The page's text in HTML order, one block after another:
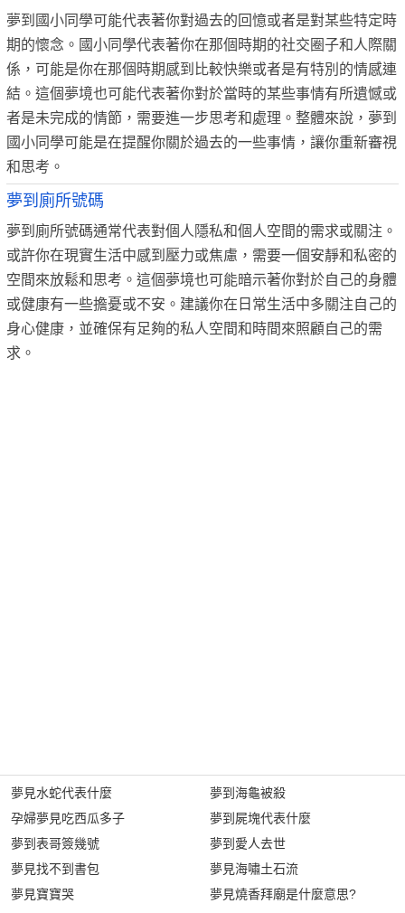
夢到國小同學可能代表著你對過去的回憶或者是對某些特定時
期的懷念。國小同學代表著你在那個時期的社交圈子和人際關
係，可能是你在那個時期感到比較快樂或者是有特別的情感連
結。這個夢境也可能代表著你對於當時的某些事情有所遺憾或
者是未完成的情節，需要進一步思考和處理。整體來說，夢到
國小同學可能是在提醒你關於過去的一些事情，讓你重新審視
和思考。
夢到廁所號碼
夢到廁所號碼通常代表對個人隱私和個人空間的需求或關注。
或許你在現實生活中感到壓力或焦慮，需要一個安靜和私密的
空間來放鬆和思考。這個夢境也可能暗示著你對於自己的身體
或健康有一些擔憂或不安。建議你在日常生活中多關注自己的
身心健康，並確保有足夠的私人空間和時間來照顧自己的需
求。
夢見水蛇代表什麼
孕婦夢見吃西瓜多子
夢到表哥簽幾號
夢見找不到書包
夢見寶寶哭
夢到海龜被殺
夢到屍塊代表什麼
夢到愛人去世
夢見海嘯土石流
夢見燒香拜廟是什麼意思?